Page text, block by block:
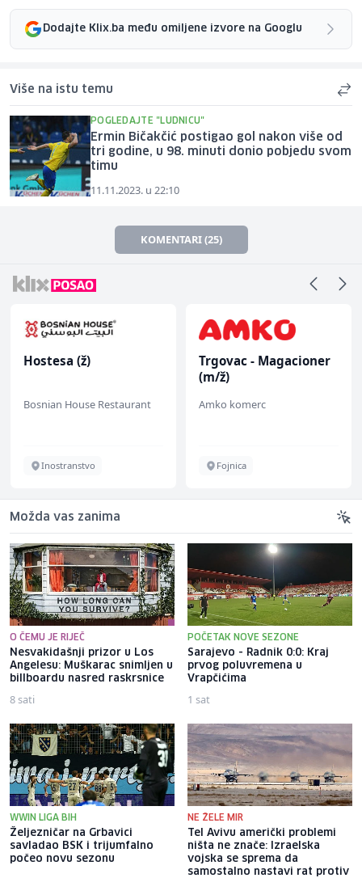
Dodajte Klix.ba među omiljene izvore na Googlu
Više na istu temu
POGLEDAJTE "LUDNICU"
Ermin Bičakčić postigao gol nakon više od
tri godine, u 98. minuti donio pobjedu svom
timu
11.11.2023. u 22:10
KOMENTARI (25)
Hostesa (ž)
Bosnian House Restaurant
Inostranstvo
Trgovac - Magacioner
(m/ž)
Amko komerc
Fojnica
Možda vas zanima
O ČEMU JE RIJEČ
Nesvakidašnji prizor u Los
Angelesu: Muškarac snimljen u
billboardu nasred raskrsnice
8 sati
POČETAK NOVE SEZONE
Sarajevo - Radnik 0:0: Kraj
prvog poluvremena u
Vrapčićima
1 sat
WWIN LIGA BIH
Željezničar na Grbavici
savladao BSK i trijumfalno
počeo novu sezonu
NE ŽELE MIR
Tel Avivu američki problemi
ništa ne znače: Izraelska
vojska se sprema da
samostalno nastavi rat protiv